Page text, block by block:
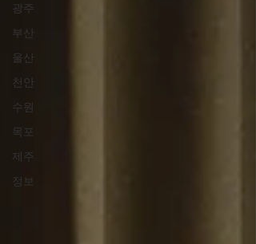
광주
부산
울산
천안
수원
목포
제주
정보